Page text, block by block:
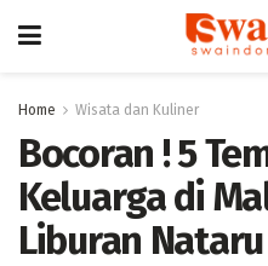
Home Wisata dan Kuliner
Bocoran ! 5
Keluarga di
Liburan Nataru